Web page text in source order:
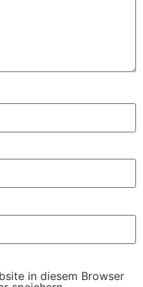
in diesem Browser